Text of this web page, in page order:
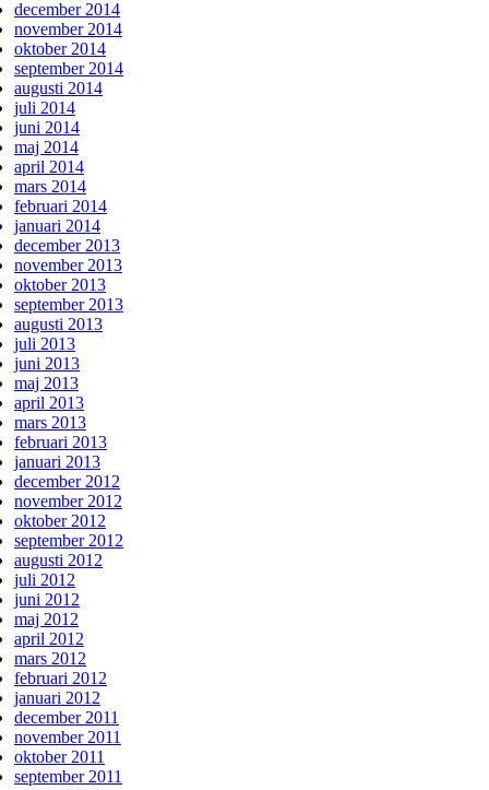
december 2014
november 2014
oktober 2014
september 2014
augusti 2014
juli 2014
juni 2014
maj 2014
april 2014
mars 2014
februari 2014
januari 2014
december 2013
november 2013
oktober 2013
september 2013
augusti 2013
juli 2013
juni 2013
maj 2013
april 2013
mars 2013
februari 2013
januari 2013
december 2012
november 2012
oktober 2012
september 2012
augusti 2012
juli 2012
juni 2012
maj 2012
april 2012
mars 2012
februari 2012
januari 2012
december 2011
november 2011
oktober 2011
september 2011